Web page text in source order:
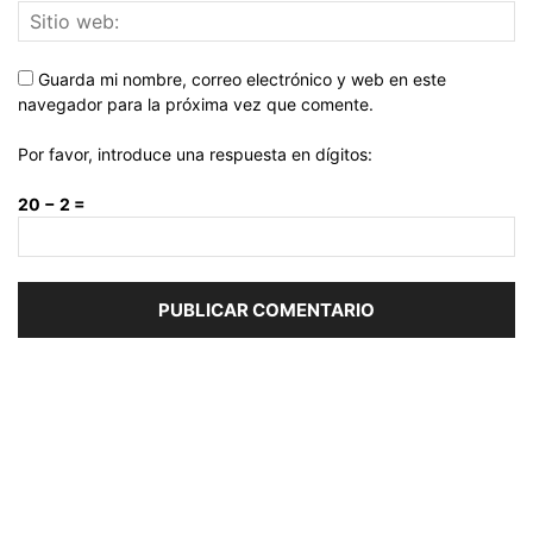
Guarda mi nombre, correo electrónico y web en este
navegador para la próxima vez que comente.
Por favor, introduce una respuesta en dígitos:
20 − 2 =